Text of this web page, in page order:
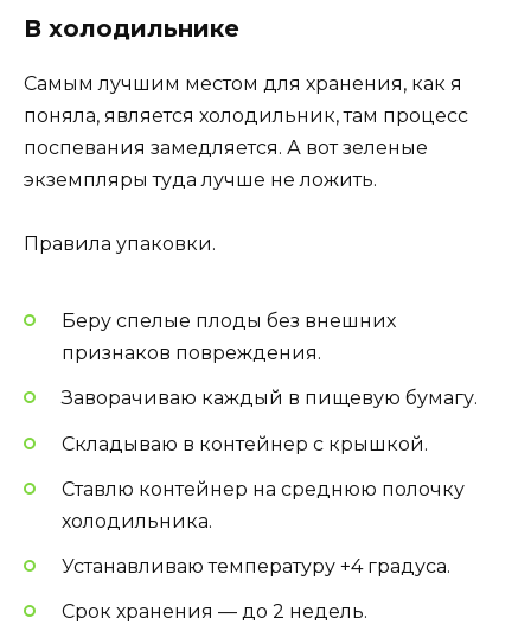
В холодильнике
Самым лучшим местом для хранения, как я
поняла, является холодильник, там процесс
поспевания замедляется. А вот зеленые
экземпляры туда лучше не ложить.
Правила упаковки.
Беру спелые плоды без внешних
признаков повреждения.
Заворачиваю каждый в пищевую бумагу.
Складываю в контейнер с крышкой.
Ставлю контейнер на среднюю полочку
холодильника.
Устанавливаю температуру +4 градуса.
Срок хранения — до 2 недель.